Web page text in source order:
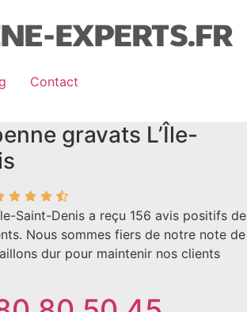
Contact
gravats L’Île-
Saint-Denis a reçu 156 avis positifs de
Nous sommes fiers de notre note de
dur pour maintenir nos clients